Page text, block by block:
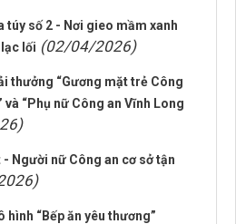
túy số 2 - Nơi gieo mầm xanh
lối (02/04/2026)
thưởng “Gương mặt trẻ Công
“Phụ nữ Công an Vĩnh Long
Người nữ Công an cơ sở tận
hình “Bếp ăn yêu thương”